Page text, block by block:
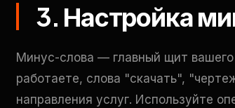
3. Настройка
Минус-слова — главный щит
работаете, слова "скачать",
направления услуг. Используйте